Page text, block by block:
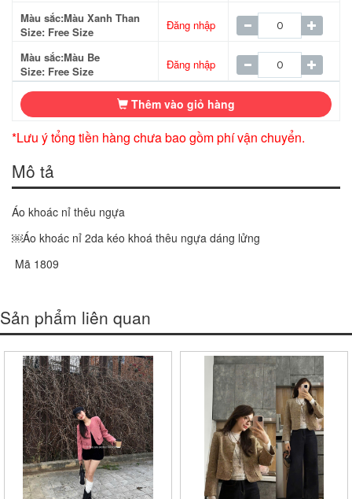
Màu sắc:Màu Xanh Than
Size: Free Size
Đăng nhập
Màu sắc:Màu Be
Size: Free Size
Đăng nhập
Thêm vào giỏ hàng
*Lưu ý tổng tiền hàng chưa bao gồm phí vận chuyển.
Mô tả
Áo khoác nỉ thêu ngựa
￼Áo khoác nỉ 2da kéo khoá thêu ngựa dáng lửng
Mã 1809
Sản phẩm liên quan